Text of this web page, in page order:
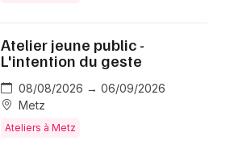
Atelier jeune public -
L'intention du geste
08/08/2026 → 06/09/2026
Metz
Ateliers à Metz